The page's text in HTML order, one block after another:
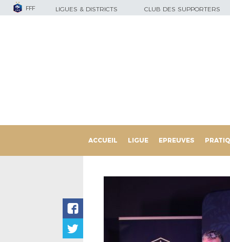
FFF LIGUES & DISTRICTS CLUB DES SUPPORTERS
ACCUEIL LIGUE EPREUVES